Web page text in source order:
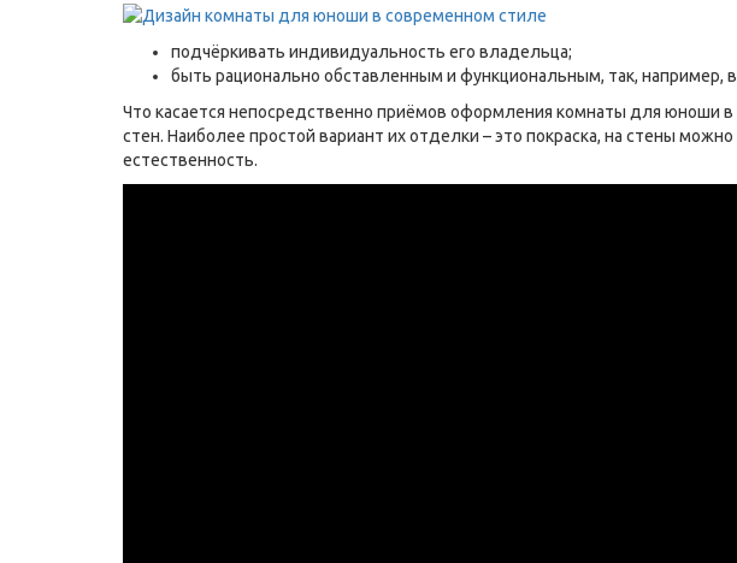
подчёркивать индивидуальность его владельца;
быть рационально обставленным и функциональным, так, например,
Что касается непосредственно приёмов оформления комнаты для юноши
стен. Наиболее простой вариант их отделки – это покраска, на стены
естественность.